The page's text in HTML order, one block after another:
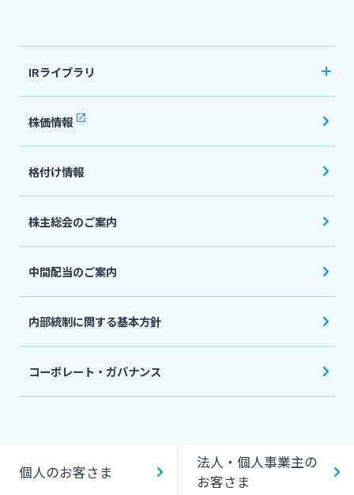
法人・個人事業主のお客さま
株主・投資家の皆さま
宮崎銀行について
ニュースリリース一覧
採用情報
お問い合わせ先一覧
IRライブラリ
決算短信
有価証券報告書・四半期報告書
IR関連ニュースリリース
会社説明会資料
投資家向け説明会資料
English
株価情報
格付け情報
株主総会のご案内
中間配当のご案内
内部統制に関する基本方針
コーポレート・ガバナンス
個人のお客さま
法人・個人事業主の
お客さま